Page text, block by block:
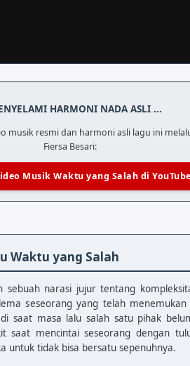
salah
HARMONI NADA ASLI ...
musik resmi dan harmoni asli lagu ini
Fiersa Besari:
Musik Waktu yang Salah di YouTube
Waktu yang Salah
sebuah narasi jujur tentang
seseorang yang telah
saat masa lalu salah satu pihak
saat mencintai seseorang dengan
untuk tidak bisa bersatu sepenuhnya.